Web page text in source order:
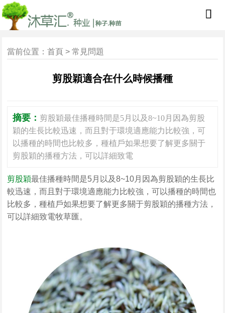
當前位置：首頁 >常見問題
剪股穎適合在什么時候播種
摘要： 剪股穎最佳播種時間是5月以及8~10月因為剪股
穎的生長比較迅速，而且對于環境適應能力比較強，可
以播種的時間也比較多，種植戶如果想要了解更多關于
剪股穎的播種方法，可以詳細致電
剪股穎最佳播種時間是5月以及8~10月因為剪股穎的生長比
較迅速，而且對于環境適應能力比較強，可以播種的時間也
比較多，種植戶如果想要了解更多關于剪股穎的播種方法，
可以詳細致電牧草匯。